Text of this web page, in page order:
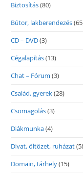
Biztosítás(80)
Bútor, lakberendezés
CD – DVD(3)
Cégalapítás(13)
Chat – Fórum (3)
Család, gyerek(28)
Csomagolás(3)
Diákmunka(4)
Divat, öltözet, ruházat
Domain, tárhely(15)